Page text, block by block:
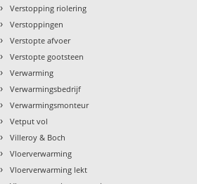
› Verstopping riolering
› Verstoppingen
› Verstopte afvoer
› Verstopte gootsteen
› Verwarming
› Verwarmingsbedrijf
› Verwarmingsmonteur
› Vetput vol
› Villeroy & Boch
› Vloerverwarming
› Vloerverwarming lekt